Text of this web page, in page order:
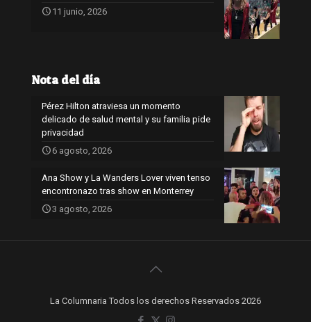
11 junio, 2026
Nota del día
Pérez Hilton atraviesa un momento
delicado de salud mental y su familia pide
privacidad
6 agosto, 2026
Ana Show y La Wanders Lover viven tenso
encontronazo tras show en Monterrey
3 agosto, 2026
La Columnaria Todos los derechos Reservados 2026